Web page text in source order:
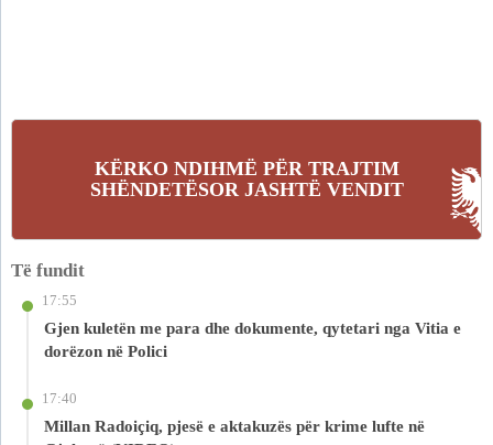
KËRKO NDIHMË PËR TRAJTIM
SHËNDETËSOR JASHTË VENDIT
Të fundit
17:55
Gjen kuletën me para dhe dokumente, qytetari nga Vitia e
dorëzon në Polici
17:40
Millan Radoiçiq, pjesë e aktakuzës për krime lufte në